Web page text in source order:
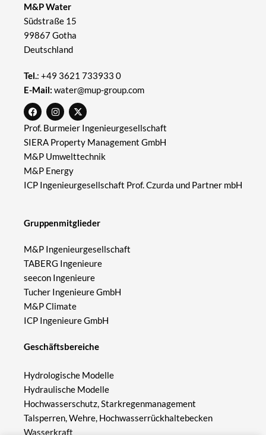
Geschäftsbereiche
Hydrologische Modelle
Hydraulische Modelle
Hochwasserschutz, Starkregenmanagement
Talsperren, Wehre, Hochwasserrückhaltebecken
Wasserkraft
Gruppenmitglieder
M&P Ingenieurgesellschaft
TABERG Ingenieure
seecon Ingenieure
Tucher Ingenieure GmbH
M&P Climate
ICP Ingenieure GmbH
Prof. Burmeier Ingenieurgesellschaft
SIERA Property Management GmbH
M&P Umwelttechnik
M&P Energy
ICP Ingenieurgesellschaft Prof. Czurda und Partner mbH
M&P Water
Südstraße 15
99867 Gotha
Deutschland
Tel.: +49 3621 733933 0
E-Mail: water@mup-group.com